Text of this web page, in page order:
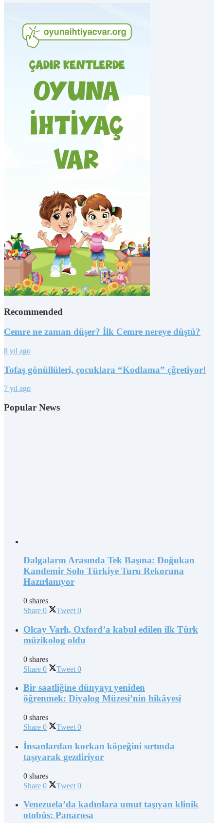
Recommended
Cemre ne zaman düşer? İlk Cemre nereye düştü?
8 yıl ago
Tofaş gönüllüleri, çocuklara “Kodlama” çğretiyor!
7 yıl ago
Popular News
Dalgaların Arasında Tek Başına: Doğukan
Kandemir Solo Türkiye Turu Rekoruna
Hazırlanıyor
0 shares
Share 0 Tweet 0
Olcay Varlı, Oxford’a kabul edilen ilk Türk
müzikolog oldu
0 shares
Share 0 Tweet 0
Bir saatliğine dünyayı yeniden
öğrenmek: Diyalog Müzesi’nin hikâyesi
0 shares
Share 0 Tweet 0
İnsanlardan korkan köpeğini sırtında
taşıyarak gezdiriyor
0 shares
Share 0 Tweet 0
Venezuela’da kadınlara umut taşıyan klinik
otobüs: Panarosa